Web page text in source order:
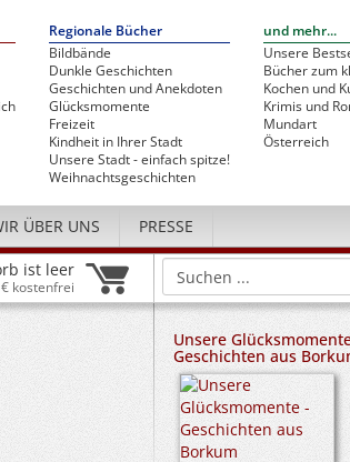
Regionale Bücher
Bildbände
Dunkle Geschichten
Geschichten und Anekdoten
Glücksmomente
Freizeit
Kindheit in Ihrer Stadt
Unsere Stadt - einfach spitze!
Weihnachtsgeschichten
und mehr...
Unsere
Bücher zum
Kochen und
Krimis und
Mundart
Österreich
ÜBER UNS PRESSE
ist leer
kostenfrei
Unsere
Geschichten aus